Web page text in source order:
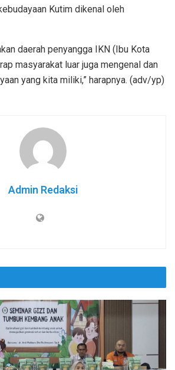
Kutim dikenal oleh
daerah penyangga IKN (Ibu Kota
masyarakat luar juga mengenal dan
yang kita miliki,” harapnya. (adv/yp)
Admin Redaksi